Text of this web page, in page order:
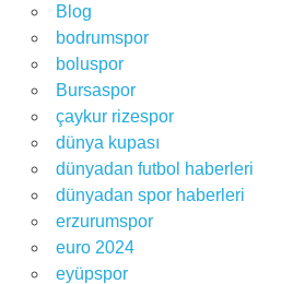
Blog
bodrumspor
boluspor
Bursaspor
çaykur rizespor
dünya kupası
dünyadan futbol haberleri
dünyadan spor haberleri
erzurumspor
euro 2024
eyüpspor